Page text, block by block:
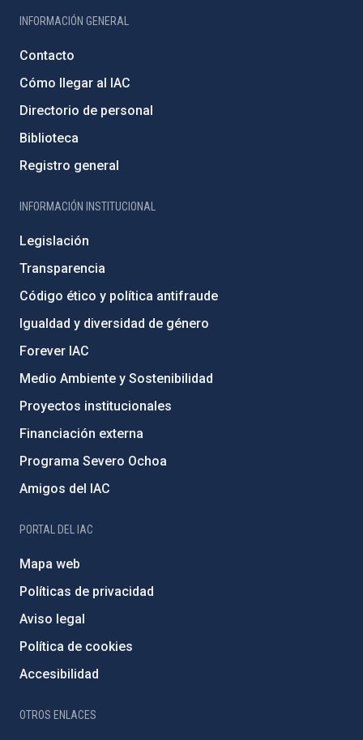
INFORMACIÓN GENERAL
Contacto
Cómo llegar al IAC
Directorio de personal
Biblioteca
Registro general
INFORMACIÓN INSTITUCIONAL
Legislación
Transparencia
Código ético y política antifraude
Igualdad y diversidad de género
Forever IAC
Medio Ambiente y Sostenibilidad
Proyectos institucionales
Financiación externa
Programa Severo Ochoa
Amigos del IAC
PORTAL DEL IAC
Mapa web
Políticas de privacidad
Aviso legal
Política de cookies
Accesibilidad
OTROS ENLACES